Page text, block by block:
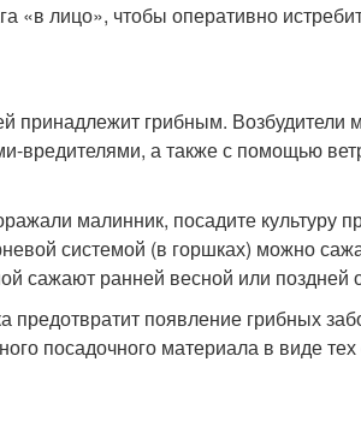
«в лицо», чтобы оперативно
принадлежит грибным. Возбудители
вредителями, а также с помощью
малинник, посадите культуру
системой (в горшках) можно
сажают ранней весной или поздней
предотвратит появление грибных
посадочного материала в виде